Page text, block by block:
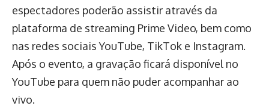
espectadores poderão assistir através da
plataforma de streaming Prime Video, bem como
nas redes sociais YouTube, TikTok e Instagram.
Após o evento, a gravação ficará disponível no
YouTube para quem não puder acompanhar ao
vivo.